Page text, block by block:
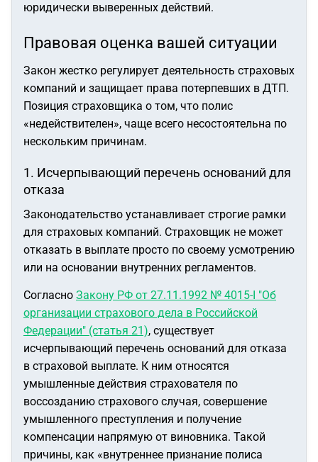
юридически выверенных действий.
Правовая оценка вашей ситуации
Закон жестко регулирует деятельность страховых
компаний и защищает права потерпевших в ДТП.
Позиция страховщика о том, что полис
«недействителен», чаще всего несостоятельна по
нескольким причинам.
1. Исчерпывающий перечень оснований для
отказа
Законодательство устанавливает строгие рамки
для страховых компаний. Страховщик не может
отказать в выплате просто по своему усмотрению
или на основании внутренних регламентов.
Согласно Закону РФ от 27.11.1992 № 4015-I "Об
организации страхового дела в Российской
Федерации" (статья 21), существует
исчерпывающий перечень оснований для отказа
в страховой выплате. К ним относятся
умышленные действия страхователя по
воссозданию страхового случая, совершение
умышленного преступления и получение
компенсации напрямую от виновника. Такой
причины, как «внутреннее признание полиса